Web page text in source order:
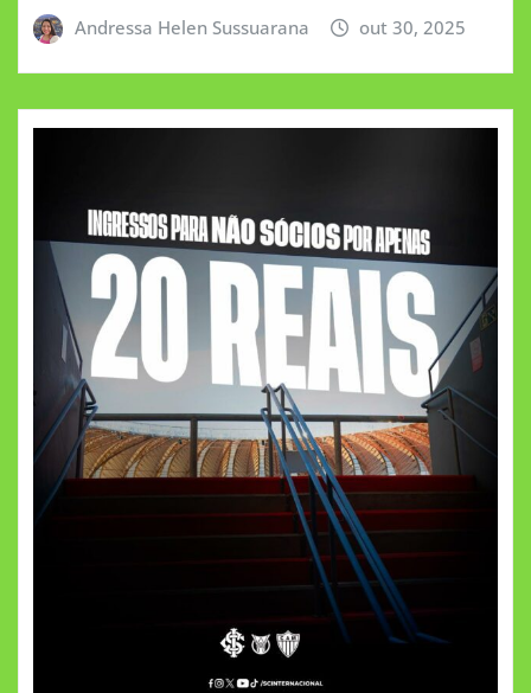
Andressa Helen Sussuarana out 30, 2025